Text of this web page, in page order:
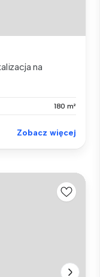
na
180 m²
Zobacz więcej